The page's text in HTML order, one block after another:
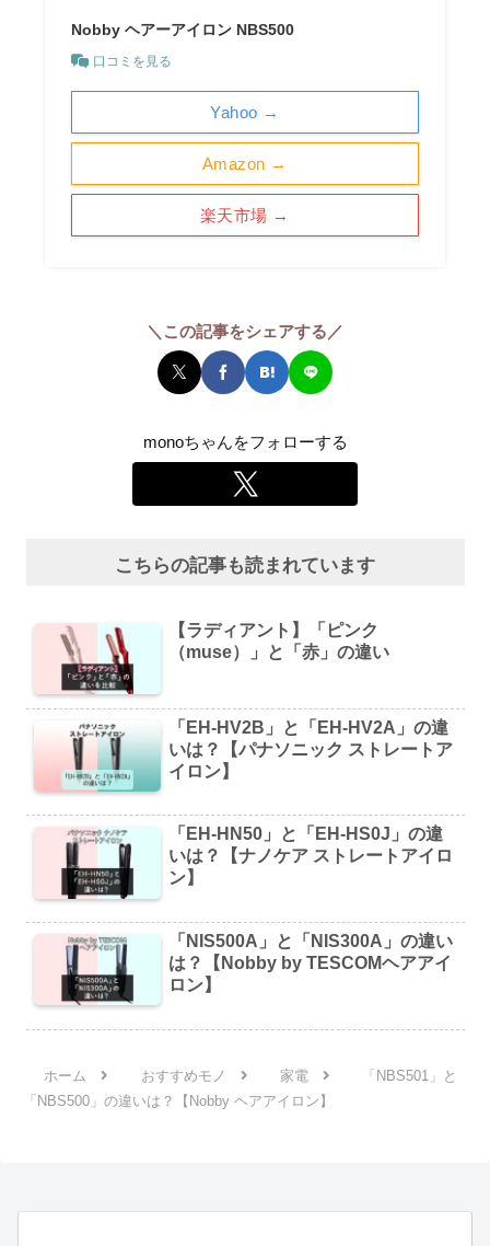
Nobby ヘアーアイロン NBS500
口コミを見る
Amazon →
楽天市場 →
Yahoo →
＼この記事をシェアする／
monoちゃんをフォローする
こちらの記事も読まれています
【ラディアント】「ピンク
（muse）」と「赤」の違い
「EH-HV2B」と「EH-HV2A」の違
いは？【パナソニック ストレートア
イロン】
「EH-HN50」と「EH-HS0J」の違
いは？【ナノケア ストレートアイロ
ン】
「NIS500A」と「NIS300A」の違い
は？【Nobby by TESCOMヘアアイ
ロン】
ホーム おすすめモノ 家電
「NBS501」と
「NBS500」の違いは？【Nobby ヘアアイロン】